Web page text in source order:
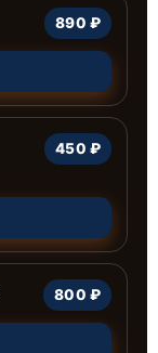
890 ₽
450 ₽
800 ₽